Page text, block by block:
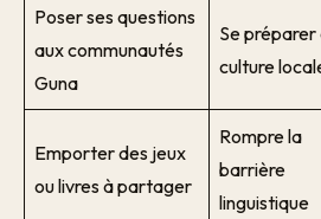
Poser ses questions
aux communautés
Guna
Se préparer
culture
Emporter des jeux
ou livres à partager
Rompre la
barrière
linguistique